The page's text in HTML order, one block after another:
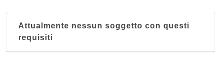
Attualmente nessun soggetto con questi
requisiti